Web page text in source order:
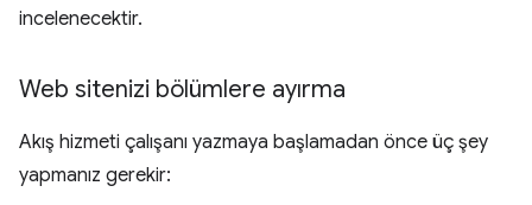
incelenecektir.
Web sitenizi bölümlere ayırma
Akış hizmeti çalışanı yazmaya başlamadan önce üç şey
yapmanız gerekir: